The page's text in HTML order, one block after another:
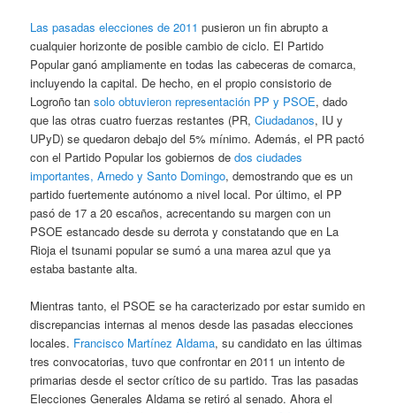
Las pasadas elecciones de 2011 pusieron un fin abrupto a
cualquier horizonte de posible cambio de ciclo. El Partido
Popular ganó ampliamente en todas las cabeceras de comarca,
incluyendo la capital. De hecho, en el propio consistorio de
Logroño tansolo obtuvieron representación PP y PSOE, dado
que las otras cuatro fuerzas restantes (PR,Ciudadanos, IU y
UPyD) se quedaron debajo del 5% mínimo. Además, el PR pactó
con el Partido Popular los gobiernos dedos ciudades
importantes, Arnedo y Santo Domingo, demostrando que es un
partido fuertemente autónomo a nivel local. Por último, el PP
pasó de 17 a 20 escaños, acrecentando su margen con un
PSOE estancado desde su derrota y constatando que en La
Rioja el tsunami popular se sumó a una marea azul que ya
estaba bastante alta.
Mientras tanto, el PSOE se ha caracterizado por estar sumido en
discrepancias internas al menos desde las pasadas elecciones
locales. Francisco Martínez Aldama, su candidato en las últimas
tres convocatorias, tuvo que confrontar en 2011 un intento de
primarias desde el sector crítico de su partido. Tras las pasadas
Elecciones Generales Aldama se retiró al senado. Ahora el